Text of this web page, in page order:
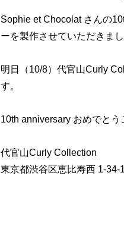
Sophie et Chocolat さんの
ーを製作させていただきまし
明日（10/8）代官山Curly
す。
10th anniversary おめでとう
代官山Curly Collection
東京都渋谷区恵比寿西 1-34-